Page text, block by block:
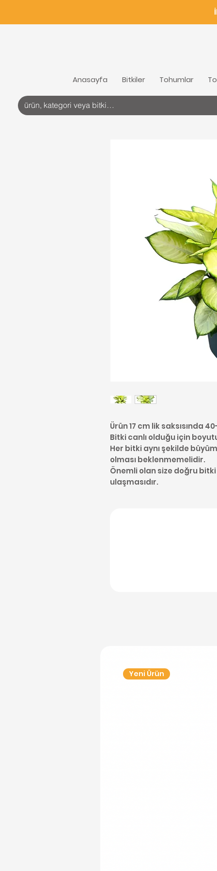
Anasayfa Bitkiler Tohumlar
Ürün 17 cm lik saksısında
Bitki canlı olduğu için
Her bitki aynı şekilde
olması beklenmemelidir.
Önemli olan size doğru bitki
ulaşmasıdır.
Yeni Ürün